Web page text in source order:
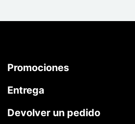
Promociones
Entrega
Devolver un pedido